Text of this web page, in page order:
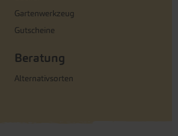
Gartenwerkzeug
Gutscheine
Beratung
Alternativsorten